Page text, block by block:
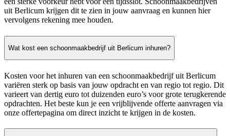
uit Berlicum krijgen dit te zien in jouw aanvraag en kunnen hier
vervolgens rekening mee houden.
Wat kost een schoonmaakbedrijf uit Berlicum inhuren?
Kosten voor het inhuren van een schoonmaakbedrijf uit Berlicum
variëren sterk op basis van jouw opdracht en van regio tot regio. Dit
varieert van dertig euro tot duizenden euro’s voor grote terugkerende
opdrachten. Het beste kun je een vrijblijvende offerte aanvragen via
onze offertepagina om direct inzicht te krijgen in de kosten.